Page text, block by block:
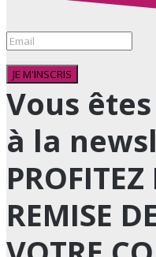
JE M'INSCRIS
Vous
à la
REMISE